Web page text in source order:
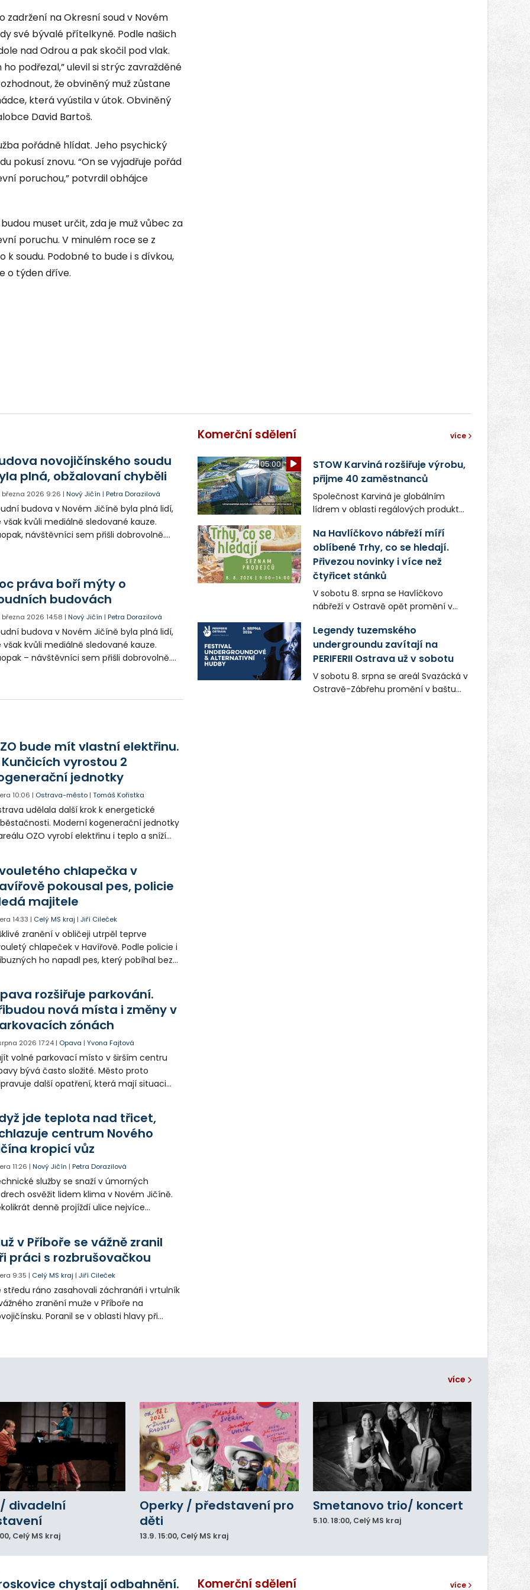
zadržení na Okresní soud v Novém
své bývalé přítelkyně. Podle našich
nad Odrou a pak skočil pod vlak.
podřezal,” ulevil si strýc zavražděné
že obviněný muž zůstane
která vyústila v útok. Obviněný
David Bartoš.
pořádně hlídat. Jeho psychický
pokusí znovu. “On se vyjadřuje pořád
poruchou,” potvrdil obhájce
muset určit, zda je muž vůbec za
poruchu. V minulém roce se z
soudu. Podobné to bude i s dívkou,
o týden dříve.
novojičínského soudu
plná, obžalovaní chyběli
března 2026 9:26 |Nový Jičín |Petra Dorazilová
budova v Novém Jičíně byla plná lidí,
však kvůli mediálně sledované kauze.
návštěvníci sem přišli dobrovolně.
práva boří mýty o
budovách
března 2026 14:58 |Nový Jičín |Petra Dorazilová
budova v Novém Jičíně byla plná lidí,
však kvůli mediálně sledované kauze.
– návštěvníci sem přišli dobrovolně.
bude mít vlastní elektřinu.
Kunčicích vyrostou 2
jednotky
10:06 | Ostrava-město |Tomáš Kořistka
udělala další krok k energetické
Moderní kogenerační jednotky
OZO vyrobí elektřinu i teplo a sníží
chlapečka v
pokousal pes, policie
majitele
14:33 | Celý MS kraj |Jiří Cileček
zranění v obličeji utrpěl teprve
chlapeček v Havířově. Podle policie i
ho napadl pes, který pobíhal bez
psa hledá.
rozšiřuje parkování.
nová místa i změny v
zónách
2026 17:24 | Opava |Yvona Fajtová
volné parkovací místo v širším centru
bývá často složité. Město proto
další opatření, která mají situaci
dopravy a některé novinky čekají
řidiče v parkovacích zónách.
jde teplota nad třicet,
centrum Nového
kropicí vůz
11:26 |Nový Jičín |Petra Dorazilová
služby se snaží v úmorných
osvěžit lidem klima v Novém Jičíně.
denně projíždí ulice nejvíce
v Příboře se vážně zranil
práci s rozbrušovačkou
9:35 | Celý MS kraj |Jiří Cileček
středu ráno zasahovali záchranáři i vrtulník
zranění muže v Příboře na
Poranil se v oblasti hlavy při
Komerční sdělení více
05:00
STOW Karviná rozšiřuje výrobu,
přijme 40 zaměstnanců
Společnost Karviná je globálním
lídrem v oblasti regálových produktů
zaměstnavatelem na Karvinsku a
firmou s obrovským potenciálem.
Na Havlíčkovo nábřeží míří
oblíbené Trhy, co se hledají.
Přivezou novinky i více než
čtyřicet stánků
V sobotu 8. srpna se Havlíčkovo
nábřeží v Ostravě opět promění v
lokálních výrobků. Trhy, co se hledají
tentokrát nabídnou více než čtyřicet
pečlivě vybraných stánků s kvalitní
gastronomií, farmářskými produkty,
designem i řemeslnou tvorbou.
Návštěvníci se mohou těšit nejen na
Legendy tuzemského
undergroundu zavítají na
PERIFERII Ostrava už v sobotu
V sobotu 8. srpna se areál Svazácká v
Ostravě-Zábřehu promění v baštu
více
divadelní
, Celý MS kraj
Operky / představení pro
děti
13.9.15:00, Celý MS kraj
Smetanovo trio/ koncert
5.10. 18:00, Celý MS kraj
chystají odbahnění. Komerční sdělení více